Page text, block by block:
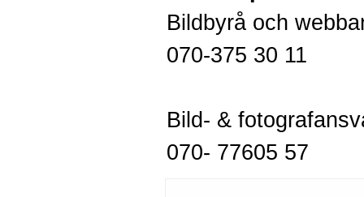
Bildbyrå och
070-375 30 11
Bild- &
070- 77605 57